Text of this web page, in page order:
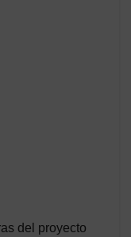
del proyecto